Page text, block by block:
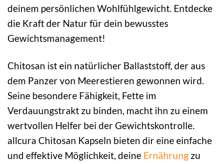
deinem persönlichen Wohlfühlgewicht. Entdecke
die Kraft der Natur für dein bewusstes
Gewichtsmanagement!
Chitosan ist ein natürlicher Ballaststoff, der aus
dem Panzer von Meerestieren gewonnen wird.
Seine besondere Fähigkeit, Fette im
Verdauungstrakt zu binden, macht ihn zu einem
wertvollen Helfer bei der Gewichtskontrolle.
allcura Chitosan Kapseln bieten dir eine einfache
und effektive Möglichkeit, deine Ernährung zu